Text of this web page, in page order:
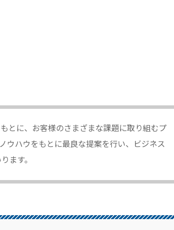
とに、お客様のさまざまな課題に取り組むプ
ウハウをもとに最良な提案を行い、ビジネス
ます。